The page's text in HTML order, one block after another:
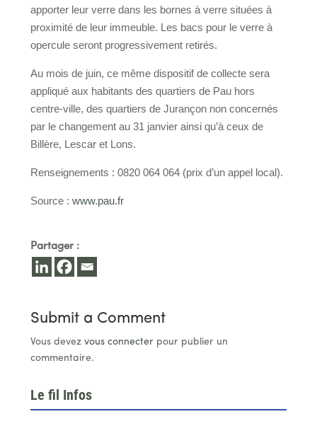
apporter leur verre dans les bornes à verre situées à
proximité de leur immeuble. Les bacs pour le verre à
opercule seront progressivement retirés.
Au mois de juin, ce même dispositif de collecte sera
appliqué aux habitants des quartiers de Pau hors
centre-ville, des quartiers de Jurançon non concernés
par le changement au 31 janvier ainsi qu’à ceux de
Billère, Lescar et Lons.
Renseignements : 0820 064 064 (prix d’un appel local).
Source : www.pau.fr
Partager :
Submit a Comment
Vous devez vous connecterpour publier un
commentaire.
Le fil Infos